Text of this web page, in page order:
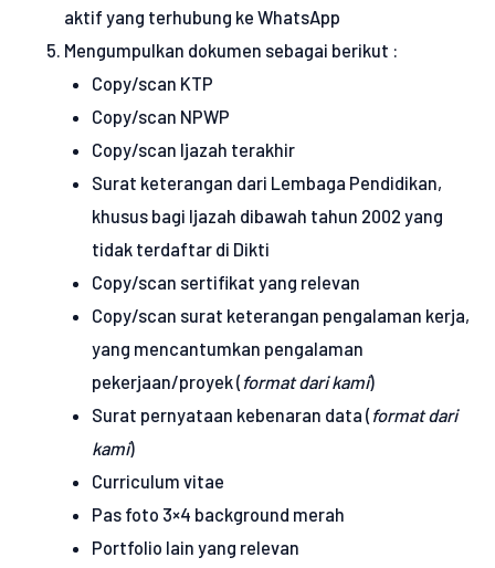
aktif yang terhubung ke WhatsApp
Mengumpulkan dokumen sebagai berikut :
Copy/scan KTP
Copy/scan NPWP
Copy/scan Ijazah terakhir
Surat keterangan dari Lembaga Pendidikan,
khusus bagi Ijazah dibawah tahun 2002 yang
tidak terdaftar di Dikti
Copy/scan sertifikat yang relevan
Copy/scan surat keterangan pengalaman kerja,
yang mencantumkan pengalaman
pekerjaan/proyek (format dari kami)
Surat pernyataan kebenaran data (format dari
kami)
Curriculum vitae
Pas foto 3×4 background merah
Portfolio lain yang relevan